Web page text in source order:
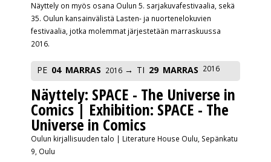
Näyttely on myös osana Oulun 5. sarjakuvafestivaalia, sekä
35. Oulun kansainvälistä Lasten- ja nuortenelokuvien
festivaalia, jotka molemmat järjestetään marraskuussa
2016.
PE 04 MARRAS 2016 TI 29 MARRAS 2016
Näyttely: SPACE - The Universe in
Comics | Exhibition: SPACE - The
Universe in Comics
Oulun kirjallisuuden talo | Literature House Oulu, Sepänkatu
9, Oulu